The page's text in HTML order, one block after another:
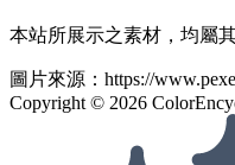
本站所展示之素材，均屬
圖片來源： https://
Copyright © 2026